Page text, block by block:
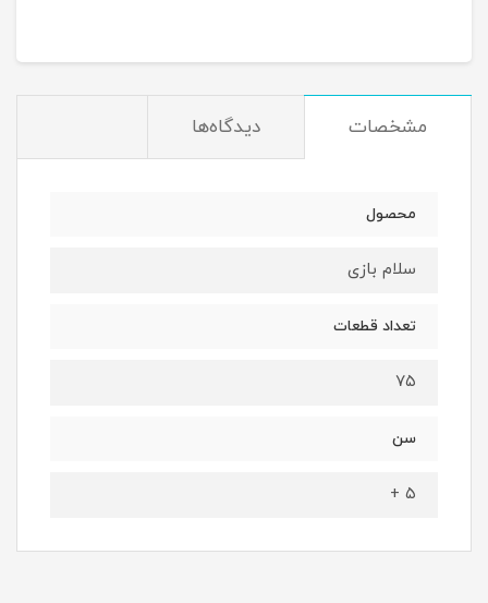
مشخصات دیدگاه‌ها
محصول
سلام بازی
تعداد قطعات
۷۵
سن
۵ +